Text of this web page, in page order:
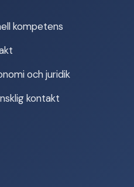
kompetens
och juridik
kontakt